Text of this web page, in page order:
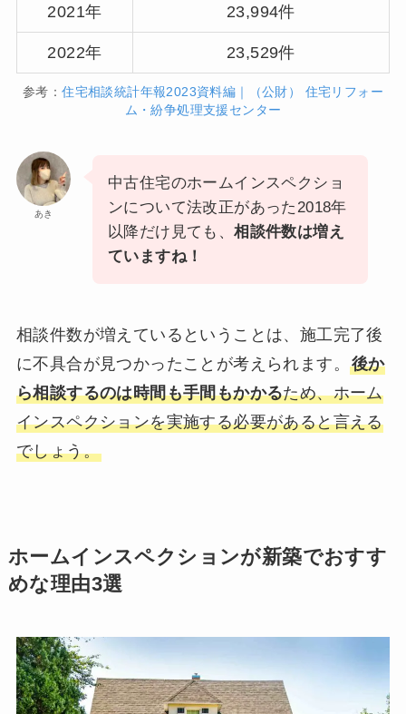
2021年 23,994件
2022年 23,529件
参考：住宅相談統計年報2023資料編｜（公財） 住宅リフォー
ム・紛争処理支援センター
あき
中古住宅のホームインスペクショ
ンについて法改正があった2018年
以降だけ見ても、相談件数は増え
ていますね！
相談件数が増えているということは、施工完了後
に不具合が見つかったことが考えられます。 後か
ら相談するのは時間も手間もかかるため、ホーム
インスペクションを実施する必要があると言える
でしょう。
ホームインスペクションが新築でおすす
めな理由3選